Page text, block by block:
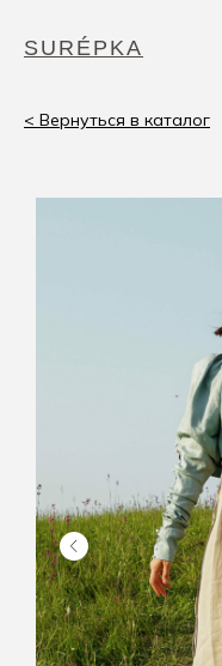
SURÉPKA
< Вернуться в каталог